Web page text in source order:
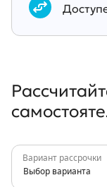
Вариант рассрочки
Выбор варианта